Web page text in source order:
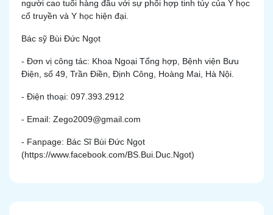
người cao tuổi hàng đầu với sự phối hợp tinh túy của Y học
cổ truyền và Y học hiện đại.
Bác sỹ Bùi Đức Ngọt
- Đơn vị công tác: Khoa Ngoại Tổng hợp, Bệnh viện Bưu
Điện, số 49, Trần Điền, Định Công, Hoàng Mai, Hà Nội.
- Điện thoại: 097.393.2912
- Email: Zego2009@gmail.com
- Fanpage: Bác Sĩ Bùi Đức Ngọt
(https://www.facebook.com/BS.Bui.Duc.Ngot)